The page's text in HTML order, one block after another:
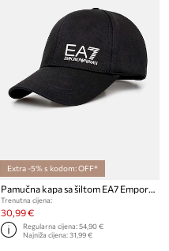
Extra -5% s kodom: OFF*
Trenutna cijena:
30,99 €
Regularna cijena:54,90 €
Najniža cijena:31,99 €